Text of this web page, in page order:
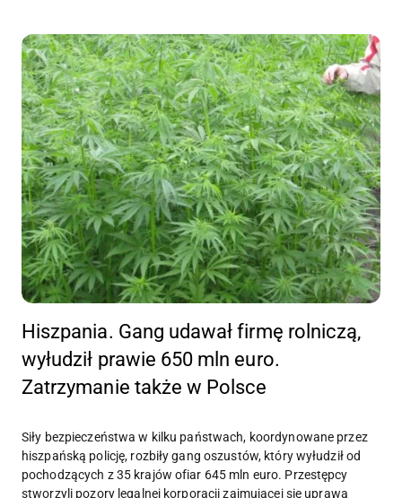
Hiszpania. Gang udawał firmę rolniczą,
wyłudził prawie 650 mln euro.
Zatrzymanie także w Polsce
Siły bezpieczeństwa w kilku państwach, koordynowane przez
hiszpańską policję, rozbiły gang oszustów, który wyłudził od
pochodzących z 35 krajów ofiar 645 mln euro. Przestępcy
stworzyli pozory legalnej korporacji zajmującej się uprawą